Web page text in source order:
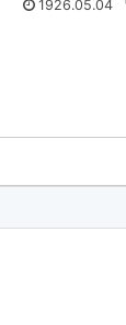
1926.05.04